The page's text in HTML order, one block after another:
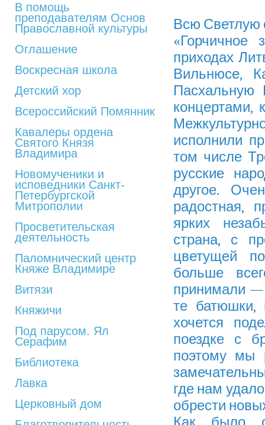
В помощь
преподавателям Основ
Православной культуры
Оглашение
Воскресная школа
Детский хор
Всероссийский Помянник
Кавалеры ордена
Святого Князя
Владимира
Новомученики и
исповедники Санкт-
Петербургской
Митрополии
Просветительская
деятельность
Паломнический центр
Княже Владимире
Витязи
Княжичи
Под парусом. Ял
Серафим
Библиотека
Лавка
Церковный дом
Всю Светлую
«Горчичное
приходах
Вильнюсе,
Пасхальную
концертами,
исполнили
том числе
русские
другое.
радостная,
ярких
страна, с
цветущей
больше
принимали —
те батюшки,
хочется
поездке с
поэтому мы
где нам
обрести